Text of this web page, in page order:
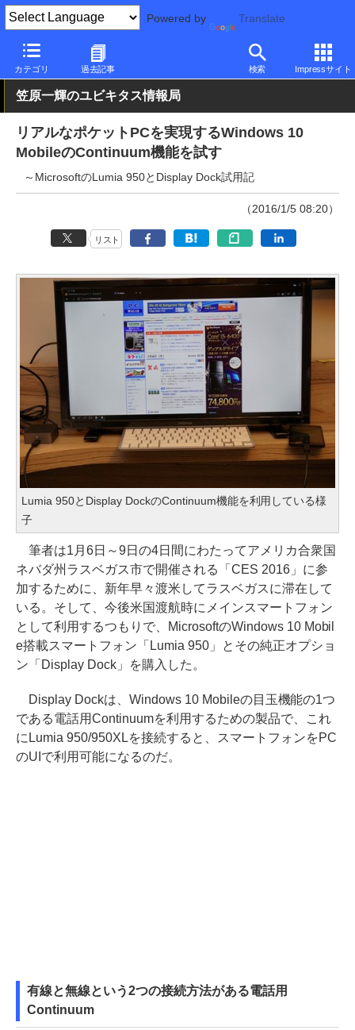
Powered by Translate
カテゴリ 過去記事 検索 Impressサイト
PC Watch パソコン/タブレット/スマートフォン スマートフォン
笠原一輝のユビキタス情報局
リアルなポケットPCを実現するWindows 10
MobileのContinuum機能を試す
～MicrosoftのLumia 950とDisplay Dock試用記
（2016/1/5 08:20）
リスト
Lumia 950とDisplay DockのContinuum機能を利用している様
子
筆者は1月6日～9日の4日間にわたってアメリカ合衆国
ネバダ州ラスベガス市で開催される「CES 2016」に参
加するために、新年早々渡米してラスベガスに滞在して
いる。そして、今後米国渡航時にメインスマートフォン
として利用するつもりで、MicrosoftのWindows 10 Mobil
e搭載スマートフォン「Lumia 950」とその純正オプショ
ン「Display Dock」を購入した。
Display Dockは、Windows 10 Mobileの目玉機能の1つ
である電話用Continuumを利用するための製品で、これ
にLumia 950/950XLを接続すると、スマートフォンをPC
のUIで利用可能になるのだ。
有線と無線という2つの接続方法がある電話用
Continuum